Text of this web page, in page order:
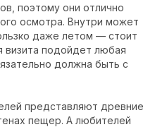
поэтому они отлично
осмотра. Внутри может
даже летом — стоит
визита подойдет любая
должна быть с
представляют древние
пещер. А любителей